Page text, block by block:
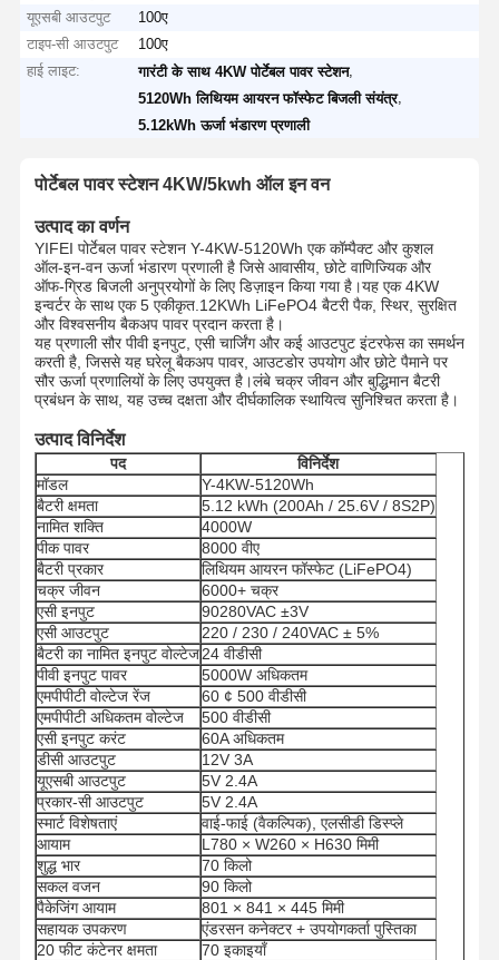
यूएसबी आउटपुट
100ए
टाइप-सी आउटपुट
100ए
हाई लाइट:
गारंटी के साथ 4KW पोर्टेबल पावर स्टेशन,
5120Wh लिथियम आयरन फॉस्फेट बिजली संयंत्र,
5.12kWh ऊर्जा भंडारण प्रणाली
पोर्टेबल पावर स्टेशन 4KW/5kwh ऑल इन वन
उत्पाद का वर्णन
YIFEI पोर्टेबल पावर स्टेशन Y-4KW-5120Wh एक कॉम्पैक्ट और कुशल
ऑल-इन-वन ऊर्जा भंडारण प्रणाली है जिसे आवासीय, छोटे वाणिज्यिक और
ऑफ-ग्रिड बिजली अनुप्रयोगों के लिए डिज़ाइन किया गया है।यह एक 4KW
इन्वर्टर के साथ एक 5 एकीकृत.12KWh LiFePO4 बैटरी पैक, स्थिर, सुरक्षित
और विश्वसनीय बैकअप पावर प्रदान करता है।
यह प्रणाली सौर पीवी इनपुट, एसी चार्जिंग और कई आउटपुट इंटरफेस का समर्थन
करती है, जिससे यह घरेलू बैकअप पावर, आउटडोर उपयोग और छोटे पैमाने पर
सौर ऊर्जा प्रणालियों के लिए उपयुक्त है।लंबे चक्र जीवन और बुद्धिमान बैटरी
प्रबंधन के साथ, यह उच्च दक्षता और दीर्घकालिक स्थायित्व सुनिश्चित करता है।
उत्पाद विनिर्देश
पद
विनिर्देश
मॉडल
Y-4KW-5120Wh
बैटरी क्षमता
5.12 kWh (200Ah / 25.6V / 8S2P)
नामित शक्ति
4000W
पीक पावर
8000 वीए
बैटरी प्रकार
लिथियम आयरन फॉस्फेट (LiFePO4)
चक्र जीवन
6000+ चक्र
एसी इनपुट
90280VAC ±3V
एसी आउटपुट
220 / 230 / 240VAC ± 5%
बैटरी का नामित इनपुट वोल्टेज24 वीडीसी
पीवी इनपुट पावर
5000W अधिकतम
एमपीपीटी वोल्टेज रेंज
60 ¢ 500 वीडीसी
एमपीपीटी अधिकतम वोल्टेज
500 वीडीसी
एसी इनपुट करंट
60A अधिकतम
डीसी आउटपुट
12V 3A
यूएसबी आउटपुट
5V 2.4A
प्रकार-सी आउटपुट
5V 2.4A
स्मार्ट विशेषताएं
वाई-फाई (वैकल्पिक), एलसीडी डिस्प्ले
आयाम
L780 × W260 × H630 मिमी
शुद्ध भार
70 किलो
सकल वजन
90 किलो
पैकेजिंग आयाम
801 × 841 × 445 मिमी
सहायक उपकरण
एंडरसन कनेक्टर + उपयोगकर्ता पुस्तिका
20 फीट कंटेनर क्षमता
70 इकाइयाँ